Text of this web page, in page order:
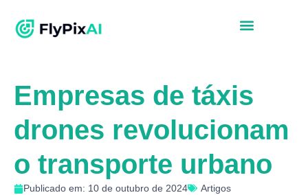
Empresas de táxis
drones revolucionam
o transporte urbano
Publicado em: 10 de outubro de 2024 Artigos